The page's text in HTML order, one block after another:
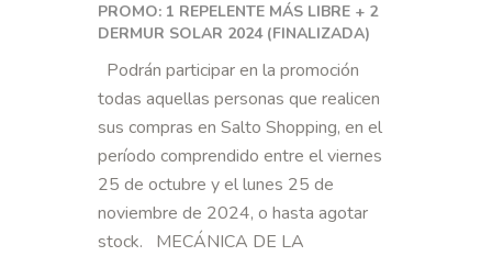
PROMO: 1 REPELENTE MÁS LIBRE + 2
DERMUR SOLAR 2024 (FINALIZADA)
Podrán participar en la promoción
todas aquellas personas que realicen
sus compras en Salto Shopping, en el
período comprendido entre el viernes
25 de octubre y el lunes 25 de
noviembre de 2024, o hasta agotar
stock. MECÁNICA DE LA